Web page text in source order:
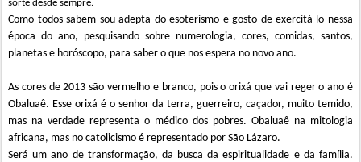
sorte desde sempre.
Como todos sabem sou adepta doesoterismo e gosto de exercitá-lo nessa
época do ano, pesquisando sobre numerologia, cores, comidas, santos,
planetas e horóscopo, para saber o que nos espera no novo ano.
As cores de 2013 são vermelho e branco, pois o orixá que vai reger o ano é
Obaluaê. Esse orixá é o senhor da terra, guerreiro, caçador, muito temido,
mas na verdade representa o médico dos pobres. Obaluaê na mitologia
africana, mas no catolicismo é representado por São Lázaro.
Será um ano de transformação, da busca da espiritualidade e da família.